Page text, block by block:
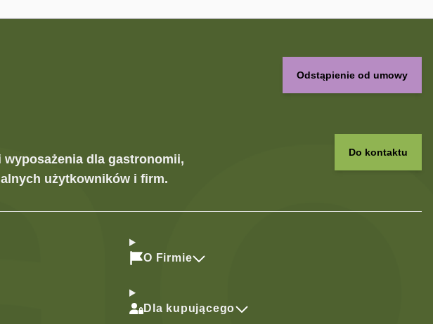
Odstąpienie od umowy
dla gastronomii,
użytkowników i firm.
Do kontaktu
O Firmie
Dla kupującego